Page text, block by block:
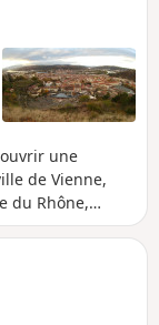
une
de Vienne,
du Rhône,